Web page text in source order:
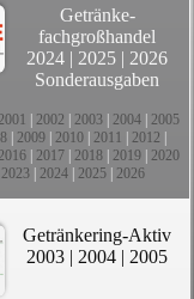
Getränke-
fachgroßhandel
2024 | 2025 | 2026
Sonderausgaben
2002 2003 2004 2005
2009 2010 2011 2012
2017 2018 2019 2020
2023| 2024| 2025| 2026
Getränkering-Aktiv
2003 | 2004 | 2005